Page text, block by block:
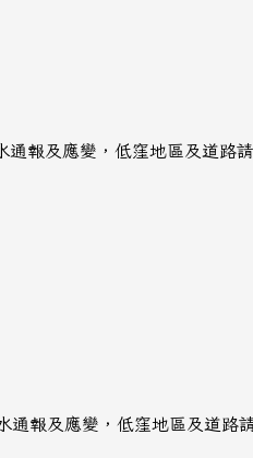
報及應變，低窪地區及道路請
報及應變，低窪地區及道路